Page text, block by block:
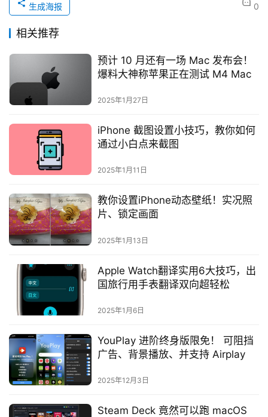
0
生成海报
相关推荐
预计 10 月还有一场 Mac 发布会！
爆料大神称苹果正在测试 M4 Mac
2025年1月27日
iPhone 截图设置小技巧，教你如何
通过小白点来截图
2025年1月11日
教你设置iPhone动态壁纸！实况照
片、锁定画面
2025年1月13日
Apple Watch翻译实用6大技巧，出
国旅行用手表翻译双向超轻松
2025年1月6日
YouPlay 进阶终身版限免！ 可阻挡
广告、背景播放、并支持 Airplay
2025年12月3日
Steam Deck 竟然可以跑 macOS